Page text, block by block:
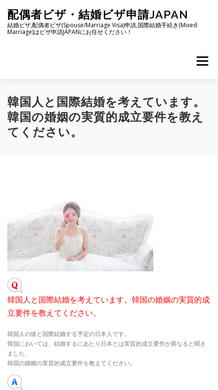
ッ
配偶者ビザ・結婚ビザ申請JAPAN
結婚ビザ,配偶者ビザ(Spouse/Marriage Visa)申請,国際結婚手続き(Mixed
Marriage)はビザ申請JAPANにお任せください！
メニュー
日本人の配偶者等ビザ フィリピン人との国際結婚
韓国人との国際結婚
韓国人と国際結婚を考えています。
韓国の婚姻の実質的成立要件を教え
てください。
韓国人と国際結婚を考えています。韓国の婚姻の実質的成
立要件を教えてください。
韓国人の彼と国際結婚する予定の日本人です。
韓国においては、結婚するにあたり日本とは実質的成立要件が異なると聞き
ました。
韓国の婚姻の実質的成立要件を教えてください。